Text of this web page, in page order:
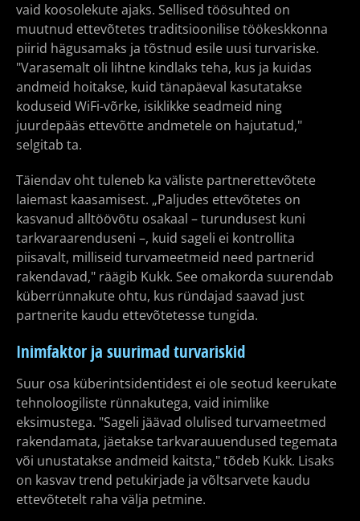
vaid koosolekute ajaks. Sellised töösuhted on
muutnud ettevõtetes traditsioonilise töökeskkonna
piirid hägusamaks ja tõstnud esile uusi turvariske.
"Varasemalt oli lihtne kindlaks teha, kus ja kuidas
andmeid hoitakse, kuid tänapäeval kasutatakse
koduseid WiFi-võrke, isiklikke seadmeid ning
juurdepääs ettevõtte andmetele on hajutatud,"
selgitab ta.
Täiendav oht tuleneb ka väliste partnerettevõtete
laiemast kaasamisest. „Paljudes ettevõtetes on
kasvanud alltöövõtu osakaal – turundusest kuni
tarkvaraarenduseni –, kuid sageli ei kontrollita
piisavalt, milliseid turvameetmeid need partnerid
rakendavad," räägib Kukk. See omakorda suurendab
küberrünnakute ohtu, kus ründajad saavad just
partnerite kaudu ettevõtetesse tungida.
Inimfaktor ja suurimad turvariskid
Suur osa küberintsidentidest ei ole seotud keerukate
tehnoloogiliste rünnakutega, vaid inimlike
eksimustega. "Sageli jäävad olulised turvameetmed
rakendamata, jäetakse tarkvarauuendused tegemata
või unustatakse andmeid kaitsta," tõdeb Kukk. Lisaks
on kasvav trend petukirjade ja võltsarvete kaudu
ettevõtetelt raha välja petmine.